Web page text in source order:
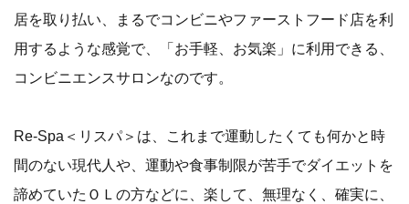
居を取り払い、まるでコンビニやファーストフード店を利
用するような感覚で、「お手軽、お気楽」に利用できる、
コンビニエンスサロンなのです。
Re-Spa＜リスパ＞は、これまで運動したくても何かと時
間のない現代人や、運動や食事制限が苦手でダイエットを
諦めていたＯＬの方などに、楽して、無理なく、確実に、